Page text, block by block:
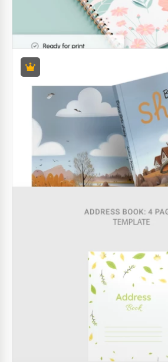
Libro ilustrado para niños
¡Si deseas obtener un libro
tenemos una oferta increíble!
una Plantilla de Libro Ilustrado
Google Docs!
Google Docs